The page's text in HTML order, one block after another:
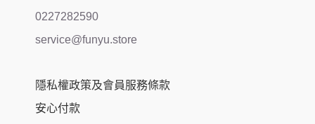
0227282590
service@funyu.store
隱私權政策及會員服務條款
安心付款